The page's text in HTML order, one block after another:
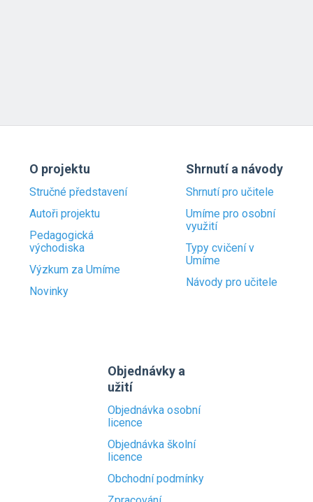
O projektu
Stručné představení
Autoři projektu
Pedagogická
východiska
Výzkum za Umíme
Novinky
Shrnutí a návody
Shrnutí pro učitele
Umíme pro osobní
využití
Typy cvičení v
Umíme
Návody pro učitele
Objednávky a
užití
Objednávka osobní
licence
Objednávka školní
licence
Obchodní podmínky